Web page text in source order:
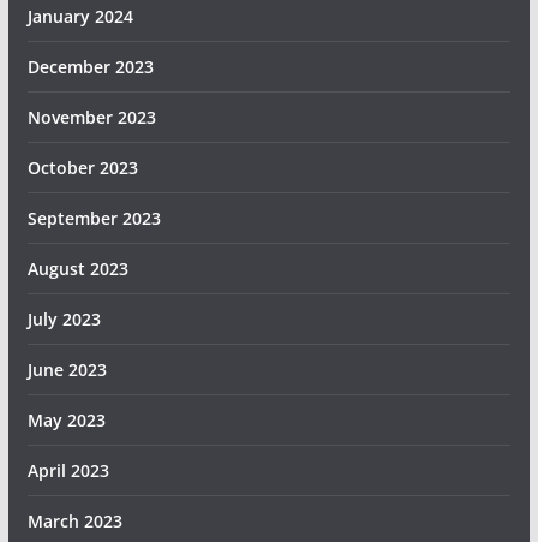
January 2024
December 2023
November 2023
October 2023
September 2023
August 2023
July 2023
June 2023
May 2023
April 2023
March 2023